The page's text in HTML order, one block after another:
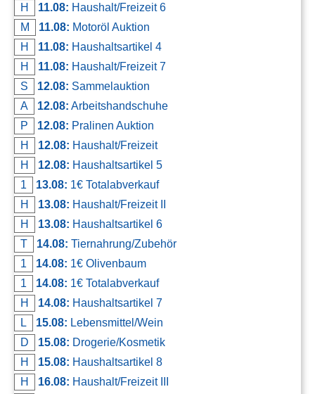
H
11.08: Haushalt/Freizeit 6
M
11.08: Motoröl Auktion
H
11.08: Haushaltsartikel 4
H
11.08: Haushalt/Freizeit 7
S
12.08: Sammelauktion
A
12.08: Arbeitshandschuhe
P
12.08: Pralinen Auktion
H
12.08: Haushalt/Freizeit
H
12.08: Haushaltsartikel 5
1
13.08: 1€ Totalabverkauf
H
13.08: Haushalt/Freizeit II
H
13.08: Haushaltsartikel 6
T
14.08: Tiernahrung/Zubehör
1
14.08: 1€ Olivenbaum
1
14.08: 1€ Totalabverkauf
H
14.08: Haushaltsartikel 7
L
15.08: Lebensmittel/Wein
D
15.08: Drogerie/Kosmetik
H
15.08: Haushaltsartikel 8
H
16.08: Haushalt/Freizeit III